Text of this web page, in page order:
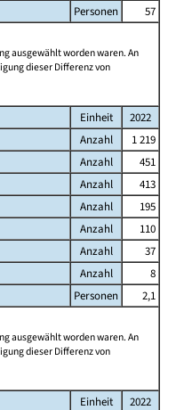
Personen
57
ausgewählt worden waren. An
dieser Differenz von
Einheit
2022
Anzahl
1 219
Anzahl
451
Anzahl
413
Anzahl
195
Anzahl
110
Anzahl
37
Anzahl
8
Personen
2,1
ausgewählt worden waren. An
dieser Differenz von
Einheit
2022